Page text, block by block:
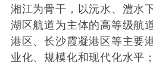
湘江为骨干，以沅水、澧水
湖区航道为主体的高等级航
港区、长沙霞凝港区等主要
业化、规模化和现代化水平